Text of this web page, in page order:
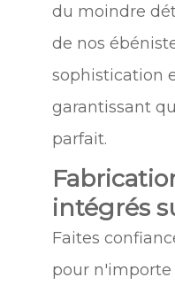
du moindre
de nos
sophistication
garantissant
parfait.
intégrés
Faites
pour